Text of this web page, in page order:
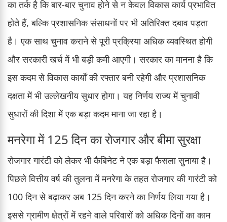
का तर्क है कि बार-बार चुनाव होने से न केवल विकास कार्य प्रभावित
होते हैं, बल्कि प्रशासनिक संसाधनों पर भी अतिरिक्त दबाव पड़ता
है। एक साथ चुनाव कराने से पूरी प्रक्रिया अधिक व्यवस्थित होगी
और सरकारी खर्च में भी बड़ी कमी आएगी। सरकार का मानना है कि
इस कदम से विकास कार्यों की रफ्तार बनी रहेगी और प्रशासनिक
दक्षता में भी उल्लेखनीय सुधार होगा। यह निर्णय राज्य में चुनावी
सुधारों की दिशा में एक बड़ा कदम माना जा रहा है।
मनरेगा में 125 दिन का रोजगार और बीमा सुरक्षा
रोजगार गारंटी को लेकर भी कैबिनेट ने एक बड़ा फैसला सुनाया है।
पिछले वित्तीय वर्ष की तुलना में मनरेगा के तहत रोजगार की गारंटी को
100 दिन से बढ़ाकर अब 125 दिन करने का निर्णय लिया गया है।
इससे ग्रामीण क्षेत्रों में रहने वाले परिवारों को अधिक दिनों का काम